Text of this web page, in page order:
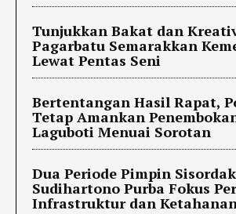
Tunjukkan Bakat dan
Pagarbatu Semarakkan
Lewat Pentas Seni
Bertentangan Hasil Rapat,
Tetap Amankan
Laguboti Menuai Sorotan
Dua Periode Pimpin
Sudihartono Purba Fokus
Infrastruktur dan